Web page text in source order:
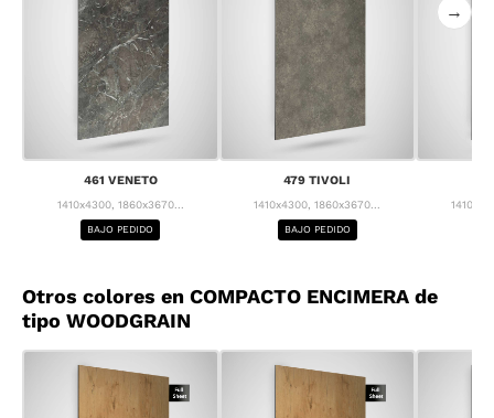
461 VENETO
1410x4300, 1860x3670...
BAJO PEDIDO
479 TIVOLI
1410x4300, 1860x3670...
BAJO PEDIDO
→
Otros colores en COMPACTO ENCIMERA de
tipo WOODGRAIN